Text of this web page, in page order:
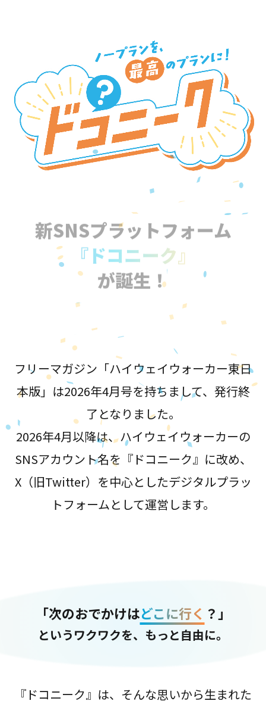
新SNSプラットフォーム
『ドコニーク』
が誕生！
フリーマガジン「ハイウェイウォーカー東日
本版」は2026年4月号を持ちまして、発行終
了となりました。
2026年4月以降は、ハイウェイウォーカーの
SNSアカウント名を『ドコニーク』に改め、
X（旧Twitter）を中心としたデジタルプラッ
トフォームとして運営します。
「次のおでかけはどこに行く ？」
というワクワクを、もっと自由に。
『ドコニーク』は、そんな思いから生まれた